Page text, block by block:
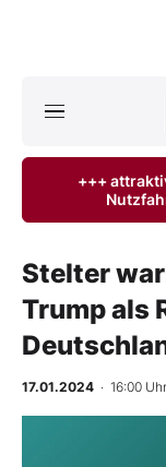
Finanz-Check
BO-
+++
Stelter
Trump als
17.01.2024 · 16:00 Uhr